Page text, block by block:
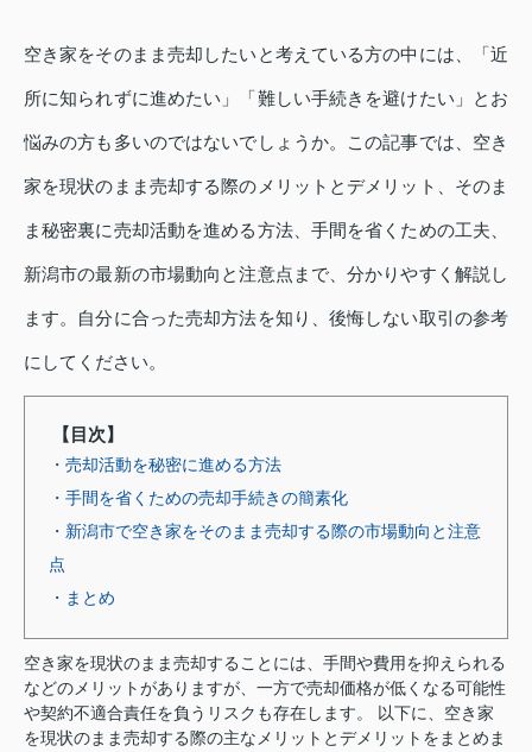
空き家をそのまま売却したいと考えている方の中には、「近
所に知られずに進めたい」「難しい手続きを避けたい」とお
悩みの方も多いのではないでしょうか。この記事では、空き
家を現状のまま売却する際のメリットとデメリット、そのま
ま秘密裏に売却活動を進める方法、手間を省くための工夫、
新潟市の最新の市場動向と注意点まで、分かりやすく解説し
ます。自分に合った売却方法を知り、後悔しない取引の参考
にしてください。
【目次】
・売却活動を秘密に進める方法
・手間を省くための売却手続きの簡素化
・新潟市で空き家をそのまま売却する際の市場動向と注意
点
・まとめ
空き家を現状のまま売却することには、手間や費用を抑えられる
などのメリットがありますが、一方で売却価格が低くなる可能性
や契約不適合責任を負うリスクも存在します。 以下に、空き家
を現状のまま売却する際の主なメリットとデメリットをまとめま